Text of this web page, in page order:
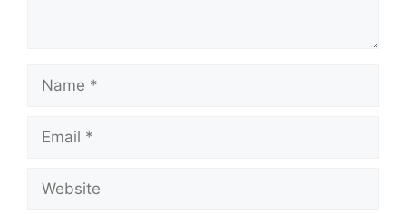
Name
Email
Website